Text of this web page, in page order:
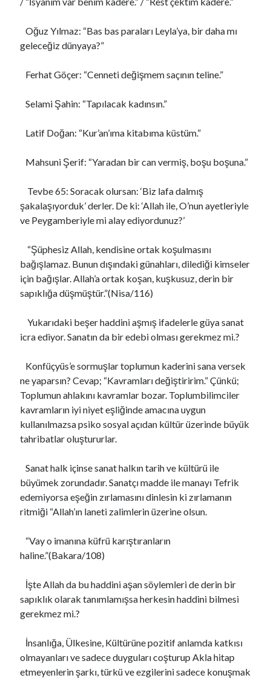
Oğuz Yılmaz: “Bas bas paraları Leyla’ya, bir daha mı
geleceğiz dünyaya?”
Ferhat Göçer: “Cenneti değişmem saçının teline.”
Selami Şahin: “Tapılacak kadınsın.”
Latif Doğan: “Kur’an’ıma kitabıma küstüm.”
Mahsuni Şerif: “Yaradan bir can vermiş, boşu boşuna.”
Tevbe 65: Soracak olursan: ‘Biz lafa dalmış
şakalaşıyorduk’ derler. De ki: ‘Allah ile, O’nun ayetleriyle
ve Peygamberiyle mi alay ediyordunuz?’
“Şüphesiz Allah, kendisine ortak koşulmasını
bağışlamaz. Bunun dışındaki günahları, dilediği kimseler
için bağışlar. Allah’a ortak koşan, kuşkusuz, derin bir
sapıklığa düşmüştür.”(Nisa/116)
Yukarıdaki beşer haddini aşmış ifadelerle güya sanat
icra ediyor. Sanatın da bir edebi olması gerekmez mi.?
Konfüçyüs’e sormuşlar toplumun kaderini sana versek
ne yaparsın? Cevap; “Kavramları değiştiririm.” Çünkü;
Toplumun ahlakını kavramlar bozar. Toplumbilimciler
kavramların iyi niyet eşliğinde amacına uygun
kullanılmazsa psiko sosyal açıdan kültür üzerinde büyük
tahribatlar oluştururlar.
Sanat halk içinse sanat halkın tarih ve kültürü ile
büyümek zorundadır. Sanatçı madde ile manayı Tefrik
edemiyorsa eşeğin zırlamasını dinlesin ki zırlamanın
ritmiği “Allah’ın laneti zalimlerin üzerine olsun.
“Vay o imanına küfrü karıştıranların
haline.”(Bakara/108)
İşte Allah da bu haddini aşan söylemleri de derin bir
sapıklık olarak tanımlamışsa herkesin haddini bilmesi
gerekmez mi.?
İnsanlığa, Ülkesine, Kültürüne pozitif anlamda katkısı
olmayanları ve sadece duyguları coşturup Akla hitap
etmeyenlerin şarkı, türkü ve ezgilerini sadece konuşmak